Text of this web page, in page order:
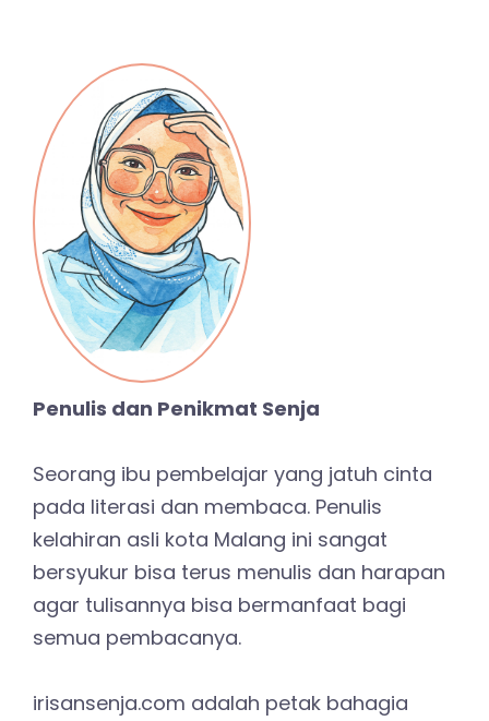
Penulis dan Penikmat Senja
Seorang ibu pembelajar yang jatuh cinta
pada literasi dan membaca. Penulis
kelahiran asli kota Malang ini sangat
bersyukur bisa terus menulis dan harapan
agar tulisannya bisa bermanfaat bagi
semua pembacanya.
irisansenja.com adalah petak bahagia